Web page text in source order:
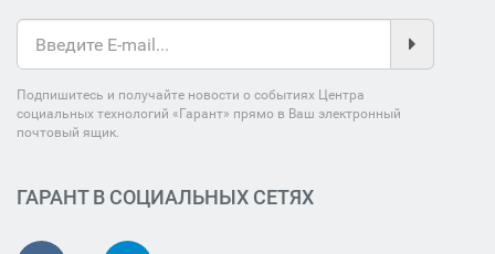
Подпишитесь и получайте новости о событиях Центра
социальных технологий «Гарант» прямо в Ваш электронный
почтовый ящик.
ГАРАНТ В СОЦИАЛЬНЫХ СЕТЯХ